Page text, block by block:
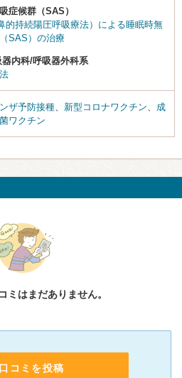
症候群（SAS）
的持続陽圧呼吸療法）による睡眠時無
SAS）の治療
内科/呼吸器外科系
ザ予防接種、 新型コロナワクチン、 成
ワクチン
ミはまだありません。
口コミを投稿